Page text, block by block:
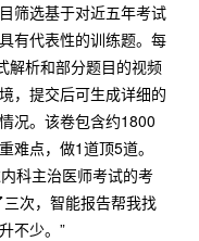
筛选基于对近五年考试
有代表性的训练题。每
解析和部分题目的视频
，提交后可生成详细的
况。该卷包含约1800
难点，做1道顶5道。
科主治医师考试的考
次，智能报告帮我找
不少。”